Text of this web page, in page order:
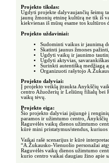
Projekto tikslas:
Ugdyti projekte dalyvaujančių šeimų
jaunų žmonių etninę kultūrą ne tik iš
kiekvienas iš mūsų esame tos kultūros
Projekto uždaviniai:
Sudominti vaikus ir jaunimą
Skatinti jaunus žmones
Ugdyti vaikų ir jaunimo
Ugdyti aktyvias,
Surinkti autentišką medžiagą
Organizuoti rašytojo
Projekto dalyviai:
Į projekto veiklą įtraukta Anykščių
centro Ažuožerių ir Leliūnų filialų bei
vaikų tėvų.
Projekto eiga:
Šio projekto dalyviai įsijungė į
paramos ir užimtumo centro,
Raguvėlės vaikų dienos užimtumo
kūrė mini pristatymus/stendus,
Vaikai rašė scenarijus ir kūrė
“A.Žukausko-Vienuolio personažai
Raguvėlės vaikų dienos užimtumo
kurio centro vaikai daugiau žino apie